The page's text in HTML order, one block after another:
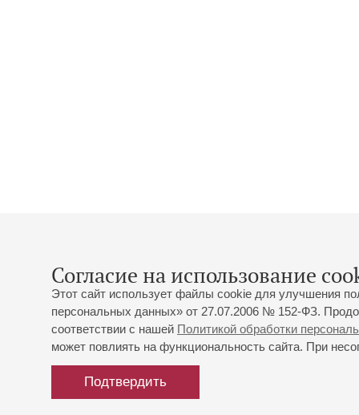
Согласие на использование
Этот сайт использует файлы cookie для улучшения
персональных данных» от 27.07.2006 № 152-ФЗ.
соответствии с нашей Политикой обработки
может повлиять на функциональность сайта. При
Подтвердить